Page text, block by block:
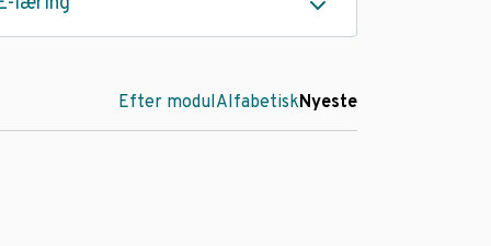
Efter modulAlfabetiskNyeste